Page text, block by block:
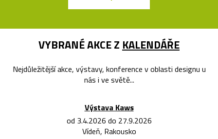
VYBRANÉ AKCE Z KALENDÁŘE
Nejdůležitější akce, výstavy, konference v oblasti designu u
nás i ve světě...
Výstava Kaws
od 3.4.2026 do 27.9.2026
Vídeň, Rakousko